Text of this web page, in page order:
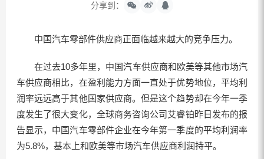
分享到：
中国汽车零部件供应商正面临越来越大的竞争压力。
在过去10多年里，中国汽车供应商和欧美等其他市场汽
车供应商相比，在盈利能力方面一直处于优势地位，平均利
润率远远高于其他国家供应商。但是这个趋势却在今年一季
度发生了很大变化，全球商务咨询公司艾睿铂昨日发布的报
告显示，中国汽车零部件企业在今年第一季度的平均利润率
为5.8%，基本上和欧美等市场汽车供应商利润持平。